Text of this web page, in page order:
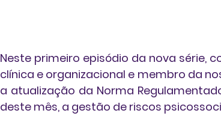
Neste primeiro episódio da nova série,
clínica e organizacional e membro da
a atualização da Norma
deste mês, a gestão de riscos